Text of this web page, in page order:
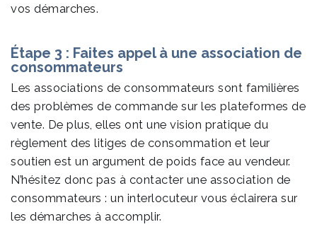
vos démarches.
Étape 3 : Faites appel à une association de
consommateurs
Les associations de consommateurs sont familières
des problèmes de commande sur les plateformes de
vente. De plus, elles ont une vision pratique du
règlement des litiges de consommation et leur
soutien est un argument de poids face au vendeur.
N’hésitez donc pas à contacter une association de
consommateurs : un interlocuteur vous éclairera sur
les démarches à accomplir.